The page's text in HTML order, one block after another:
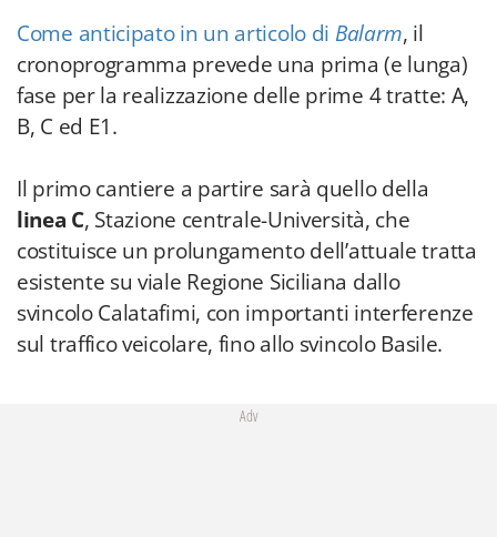
Come anticipato in un articolo di Balarm, il
cronoprogramma prevede una prima (e lunga)
fase per la realizzazione delle prime 4 tratte: A,
B, C ed E1.
Il primo cantiere a partire sarà quello della
linea C, Stazione centrale-Università, che
costituisce un prolungamento dell’attuale tratta
esistente su viale Regione Siciliana dallo
svincolo Calatafimi, con importanti interferenze
sul traffico veicolare, fino allo svincolo Basile.
Adv